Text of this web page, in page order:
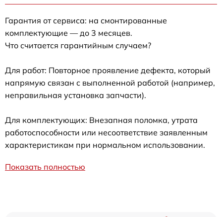
Гарантия от сервиса: на смонтированные
комплектующие — до 3 месяцев.
Что считается гарантийным случаем?
Для работ: Повторное проявление дефекта, который
напрямую связан с выполненной работой (например,
неправильная установка запчасти).
Для комплектующих: Внезапная поломка, утрата
работоспособности или несоответствие заявленным
характеристикам при нормальном использовании.
Показать полностью